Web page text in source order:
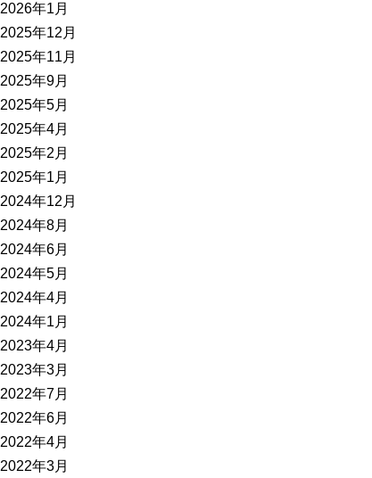
2026年1月
2025年12月
2025年11月
2025年9月
2025年5月
2025年4月
2025年2月
2025年1月
2024年12月
2024年8月
2024年6月
2024年5月
2024年4月
2024年1月
2023年4月
2023年3月
2022年7月
2022年6月
2022年4月
2022年3月